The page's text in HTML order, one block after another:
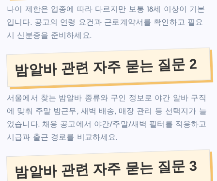
나이 제한은 업종에 따라 다르지만 보통 18세 이상이 기본
입니다. 공고의 연령 요건과 근로계약서를 확인하고 필요
시 신분증을 준비하세요.
밤알바 관련 자주 묻는 질문 2
서울에서 찾는 밤알바 종류와 구인 정보로 야간 알바 구직
에 맞춰 주말 밤근무, 새벽 배송, 매장 관리 등 선택지가 늘
었습니다. 채용 공고에서 야간/주말/새벽 필터를 적용하고
시급과 출근 경로를 비교하세요.
밤알바 관련 자주 묻는 질문 3